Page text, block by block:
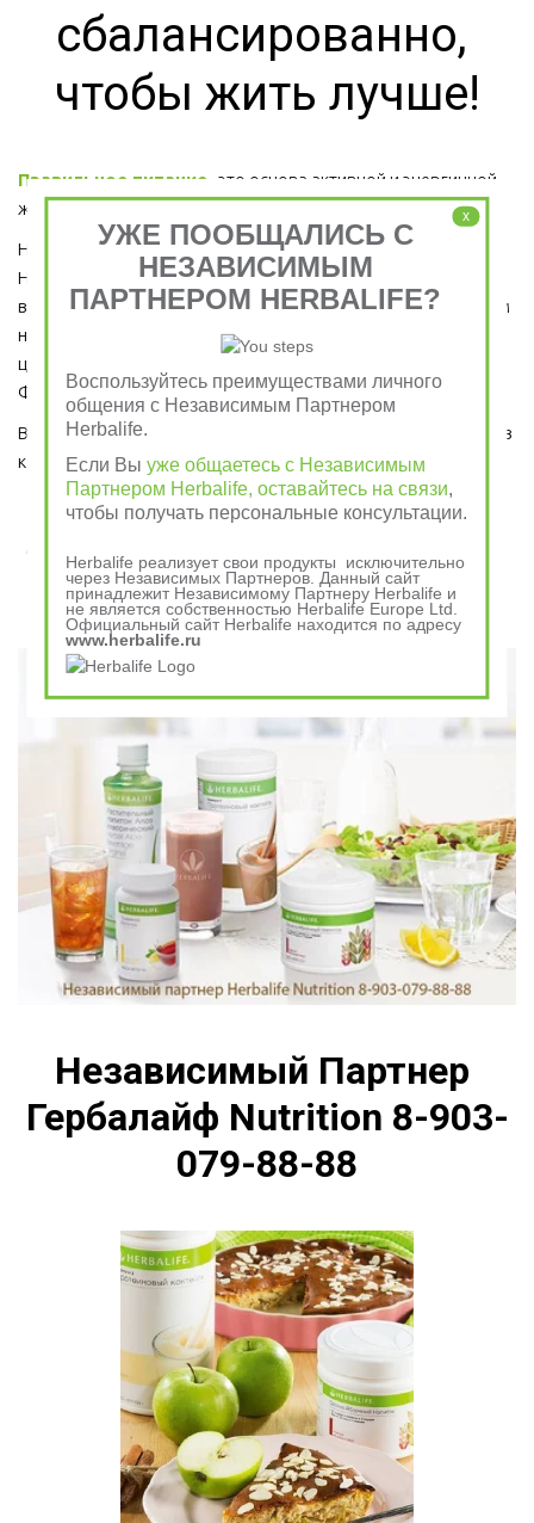
сбалансированно,
чтобы жить лучше!
Правильное питание - это основа активной и энергичной
жизни.
Начните и Вы свой день со сбалансированного завтрака от
Herbalife Nutrition, как это уже сделали миллионы людей во
всем мире, которые каждое утро завтракают Растительным
напитком на основе Алоэ, приготовленного из самого
ценного сорта Алоэ Вера, Протеиновым коктейлем
Формула 1 и Травяным тонизирующим напитком (чай).
Ведь завтрак является важным приемом пищи, который ни в
коем случае пропускать нельзя!
отдай врагу
Говорили в древности
Независимый Партнер
Гербалайф Nutrition 8-903-
079-88-88
x
УЖЕ ПООБЩАЛИСЬ С
НЕЗАВИСИМЫМ
ПАРТНЕРОМ HERBALIFE?
Воспользуйтесь преимуществами личного
общения с Независимым Партнером
Herbalife.
Если Выуже общаетесь с Независимым
Партнером Herbalife, оставайтесь на связи,
чтобы получать персональные консультации.
Herbalife реализует свои продукты исключительно
через Независимых Партнеров. Данный сайт
принадлежит Независимому Партнеру Herbalife и
не является собственностью Herbalife Europe Ltd.
Официальный сайт Herbalife находится по адресу
www.herbalife.ru